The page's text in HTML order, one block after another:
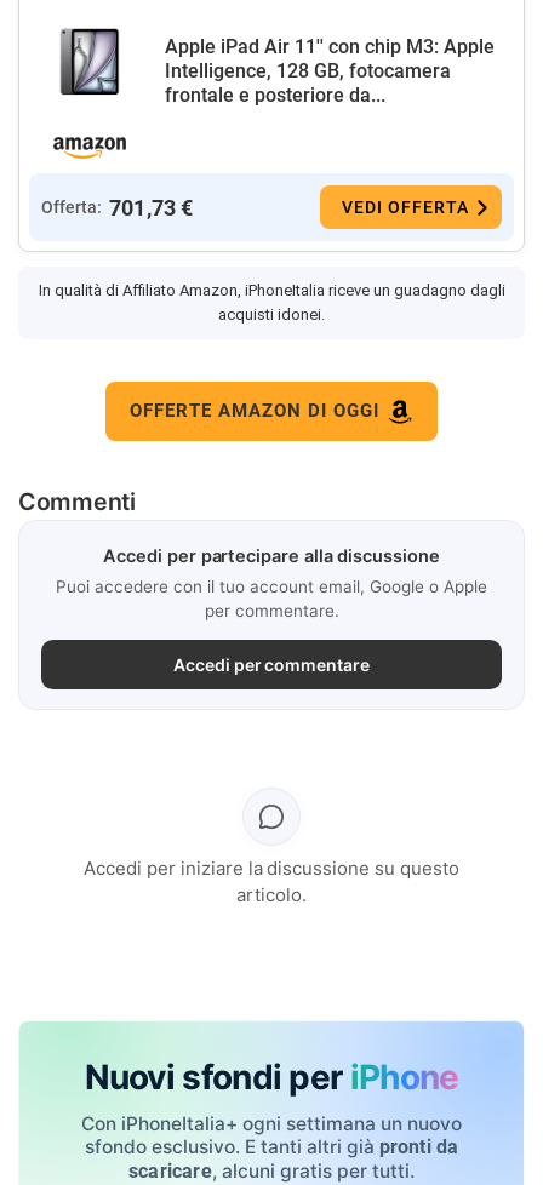
Apple iPad Air 11'' con chip M3: Apple
Intelligence, 128 GB, fotocamera
frontale e posteriore da...
Offerta: 701,73 € VEDI OFFERTA
In qualità di Affiliato Amazon, iPhoneItalia riceve un guadagno dagli
acquisti idonei.
OFFERTE AMAZON DI OGGI
Commenti
Accedi per partecipare alla discussione
Puoi accedere con il tuo account email, Google o Apple
per commentare.
Accedi per commentare
Accedi per iniziare la discussione su questo
articolo.
Nuovi sfondi per iPhone
Con iPhoneItalia+ ogni settimana un nuovo
sfondo esclusivo. E tanti altri già pronti da
scaricare, alcuni gratis per tutti.